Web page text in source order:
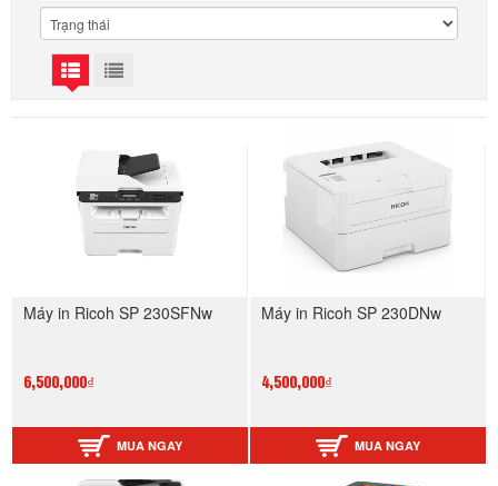
Máy in Ricoh SP 230SFNw
6,500,000₫
MUA NGAY
Máy in Ricoh SP 230DNw
4,500,000₫
MUA NGAY